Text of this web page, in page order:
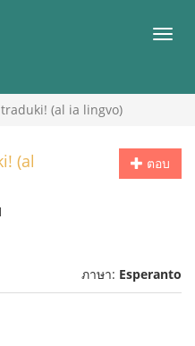
เมนู
(al ia lingvo)
ตอบ
(al
ภาษา: Esperanto